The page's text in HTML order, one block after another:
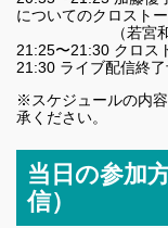
についてのクロスト
（若宮和男氏
21:25〜21:30 クロス
21:30 ライブ配信終了
※スケジュールの内
承ください。
当日の参加
信）